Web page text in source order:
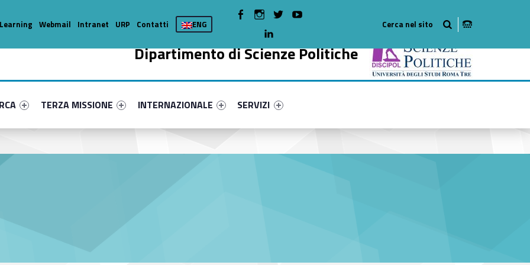
Dipartimento di Scienze Politiche
primary-94455-15
#link-menu-primary-64-37
Link identifier #link-menu-primary-18936-49
TERZA MISSIONE
Link identifier #link-menu-primary-34214-54
INTERNAZIONALE
Link identifier #link-menu-primary-98821-65
SERVIZI
Webmail Intranet URP Contatti ENG
WebMan on Facebook
WebMan on Instagram
WebMan on twitter